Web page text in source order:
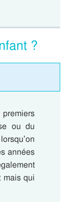
?
ou du
années
mais qui